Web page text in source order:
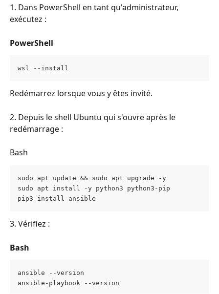
1. Dans PowerShell en tant qu'administrateur,
exécutez :
PowerShell
wsl --install
Redémarrez lorsque vous y êtes invité.
2. Depuis le shell Ubuntu qui s'ouvre après le
redémarrage :
Bash
sudo apt update && sudo apt upgrade -y
sudo apt install -y python3 python3-pip
pip3 install ansible
3. Vérifiez :
Bash
ansible --version
ansible-playbook --version